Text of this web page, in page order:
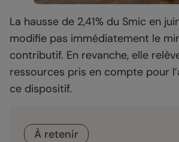
La hausse de 2,41% du Smic en
modifie pas immédiatement le
contributif. En revanche, elle
ressources pris en compte pour
ce dispositif.
À retenir